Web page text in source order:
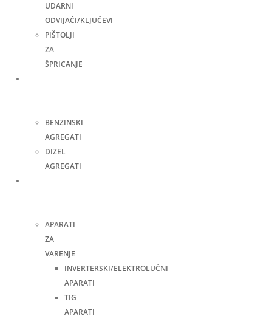
UDARNI
ODVIJAČI/KLJUČEVI
PIŠTOLJI
ZA
ŠPRICANJE
BENZINSKI
AGREGATI
DIZEL
AGREGATI
APARATI
ZA
VARENJE
INVERTERSKI/ELEKTROLUČNI
APARATI
TIG
APARATI